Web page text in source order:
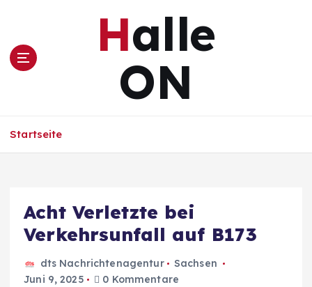
s
Halle
ON
Startseite
Acht Verletzte bei
Verkehrsunfall auf B173
dts Nachrichtenagentur
Sachsen
Juni 9, 2025
0 Kommentare